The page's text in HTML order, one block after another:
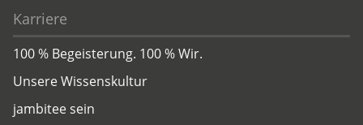
Karriere
100 % Begeisterung. 100 % Wir.
Unsere Wissenskultur
jambitee sein